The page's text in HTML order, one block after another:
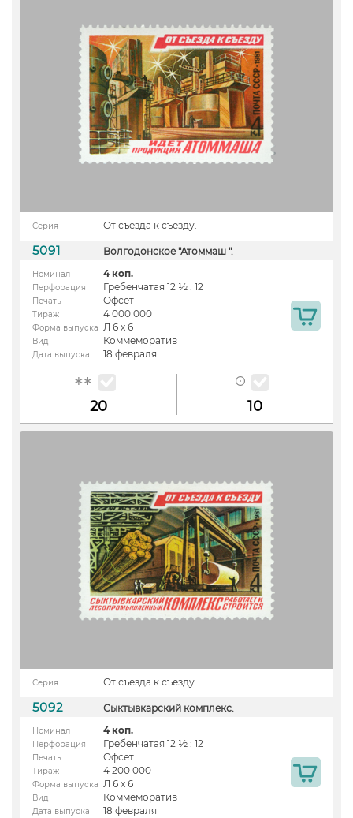
Серия От съезда к съезду.
5091 Волгодонское "Атоммаш ".
Номинал 4 коп.
Перфорация Гребенчатая 12 ½ : 12
Печать Офсет
Тираж 4 000 000
Форма выпуска Л 6 х 6
Вид Коммеморатив
Дата выпуска 18 февраля
20 10
Серия От съезда к съезду.
5092 Сыктывкарский комплекс.
Номинал 4 коп.
Перфорация Гребенчатая 12 ½ : 12
Печать Офсет
Тираж 4 200 000
Форма выпуска Л 6 х 6
Вид Коммеморатив
Дата выпуска 18 февраля